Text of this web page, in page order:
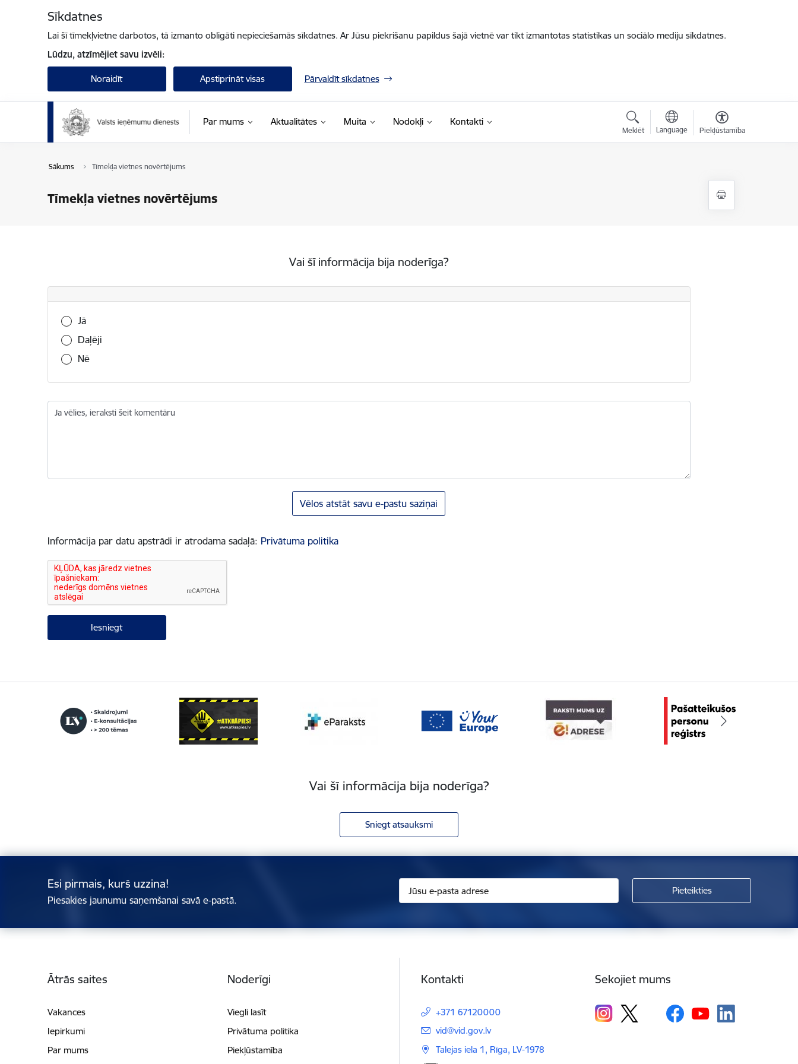
Sīkdatnes
Lai šī tīmekļvietne darbotos, tā izmanto obligāti nepieciešamās sīkdatnes. Ar Jūsu piekrišanu papildus šajā vietnē var tikt izmantotas statistikas un sociālo mediju sīkdatnes.
Lūdzu, atzīmējiet savu izvēli:
Noraidīt Apstiprināt visas Pārvaldīt sīkdatnes
Par mums Aktualitātes Muita Nodokļi Kontakti
Meklēt Language Piekļūstamība
Sākums Tīmekļa vietnes novērtējums
Tīmekļa vietnes novērtējums
Vai šī informācija bija noderīga?
Vai šī informācija bija noderīga?
Jā
Daļēji
Nē
Ja vēlies, ieraksti šeit komentāru
Vēlos atstāt savu e-pastu saziņai
Informācija par datu apstrādi ir atrodama sadaļā: Privātuma politika
Vai šī informācija bija noderīga?
Sniegt atsauksmi
Esi pirmais, kurš uzzina!
Piesakies jaunumu saņemšanai savā e-pastā.
Ātrās saites
Vakances
Iepirkumi
Par mums
Noderīgi
Viegli lasīt
Privātuma politika
Piekļūstamība
Kontakti
+371 67120000
E-pasts:
vid@vid.gov.lv
Talejas iela 1, Rīga, LV-1978
Sekojiet mums